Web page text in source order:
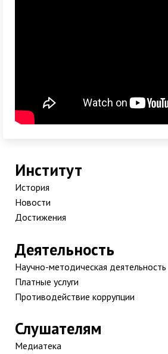
Институт
История
Новости
Достижения
Деятельность
Научно-методическая деятельность
Платные услуги
Противодействие коррупции
Слушателям
Медиатека